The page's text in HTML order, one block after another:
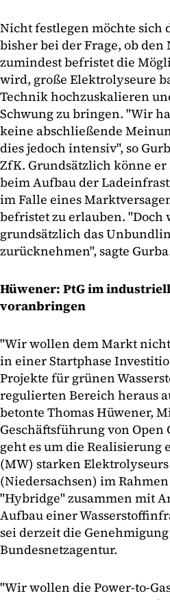
Nicht festlegen möchte sich
bisher bei der Frage, ob
zumindest befristet die
wird, große Elektrolyseure
Technik hochzuskalieren
Schwung zu bringen. "Wir
keine abschließende
dies jedoch intensiv", so
ZfK. Grundsätzlich könne
beim Aufbau der
im Falle eines
befristet zu erlauben.
grundsätzlich das
zurücknehmen", sagte
Hüwener: PtG im
voranbringen
"Wir wollen dem Markt
in einer Startphase
Projekte für grünen
regulierten Bereich heraus
betonte Thomas Hüwener,
Geschäftsführung von
geht es um die Realisierung
(MW) starken
(Niedersachsen) im
"Hybridge" zusammen mit
Aufbau einer
sei derzeit die
Bundesnetzagentur.
"Wir wollen die Power-to-